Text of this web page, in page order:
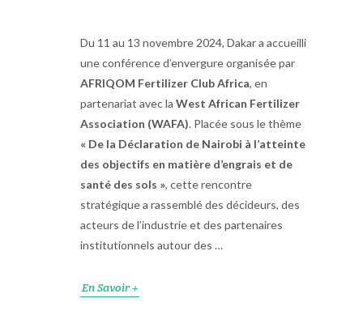
Du 11 au 13 novembre 2024, Dakar a accueilli
une conférence d’envergure organisée par
AFRIQOM Fertilizer Club Africa, en
partenariat avec la West African Fertilizer
Association (WAFA). Placée sous le thème
« De la Déclaration de Nairobi à l’atteinte
des objectifs en matière d’engrais et de
santé des sols », cette rencontre
stratégique a rassemblé des décideurs, des
acteurs de l’industrie et des partenaires
institutionnels autour des …
En Savoir +